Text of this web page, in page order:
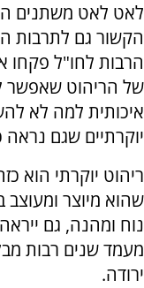
לאט לאט משתנים
הקשור גם לתרבות
הרבות לחו"ל פקחו
של הריהוט שאפשר
איכותית למה לא
יוקרתיים שגם נראה
ריהוט יוקרתי הוא
שהוא מיוצר
נוח ומהנה, גם
מעמד שנים רבות
ירודה.